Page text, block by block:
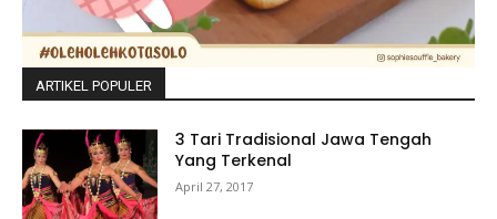
ARTIKEL POPULER
3 Tari Tradisional Jawa Tengah
Yang Terkenal
April 27, 2017